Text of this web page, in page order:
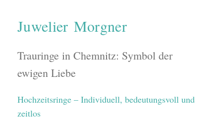
Juwelier Morgner
Trauringe in Chemnitz: Symbol der
ewigen Liebe
Hochzeitsringe – Individuell, bedeutungsvoll und
zeitlos